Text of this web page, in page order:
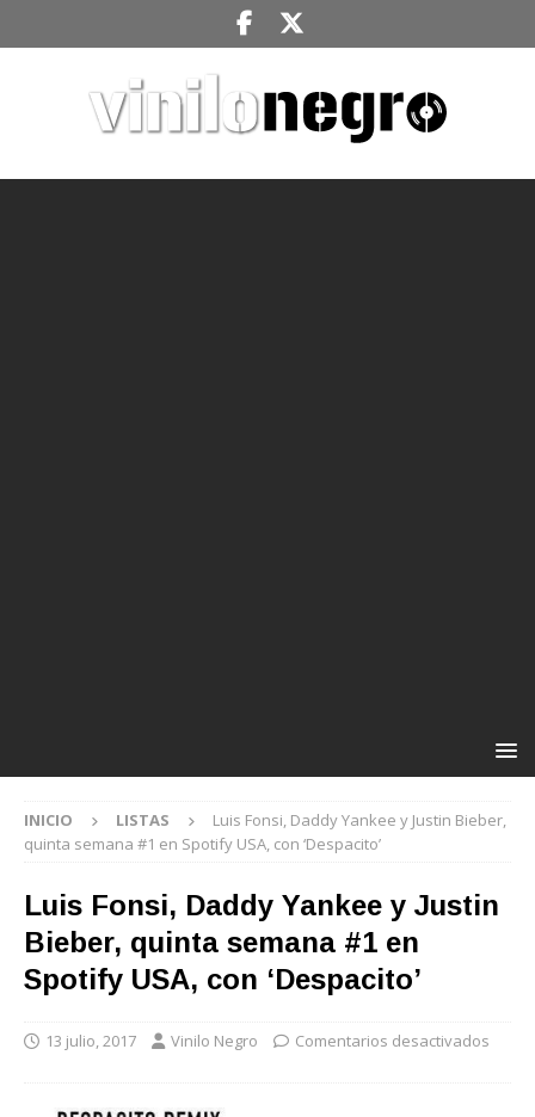
INICIO LISTAS
Luis Fonsi, Daddy Yankee y Justin Bieber,
quinta semana #1 en Spotify USA, con ‘Despacito’
Luis Fonsi, Daddy Yankee y Justin
Bieber, quinta semana #1 en
Spotify USA, con ‘Despacito’
13 julio, 2017 Vinilo Negro Comentarios desactivados